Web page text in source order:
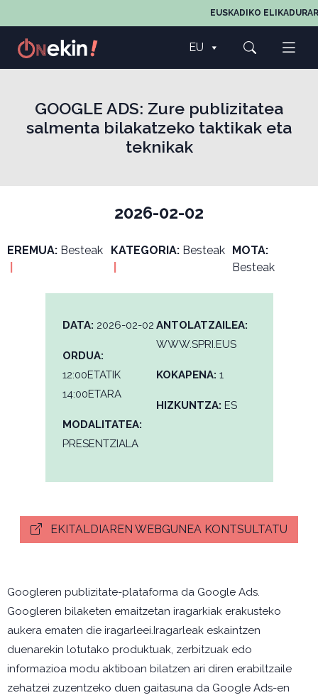
EUSKADIKO
EU
GOOGLE ADS: Zure publizitatea
salmenta bilakatzeko taktikak eta
teknikak
2026-02-02
EREMUA: Besteak
KATEGORIA: Besteak MOTA:
Besteak
DATA: 2026-02-02
ORDUA:
12:00ETATIK
14:00ETARA
MODALITATEA:
PRESENTZIALA
ANTOLATZAILEA:
WWW.SPRI.EUS
KOKAPENA: 1
HIZKUNTZA: ES
EKITALDIAREN WEBGUNEA KONTSULTATU
Googleren publizitate-plataforma da Google Ads.
Googleren bilaketen emaitzetan iragarkiak erakusteko
aukera ematen die iragarleei.Iragarleak eskaintzen
duenarekin lotutako produktuak, zerbitzuak edo
informazioa modu aktiboan bilatzen ari diren erabiltzaile
zehatzei zuzentzeko duen gaitasuna da Google Ads-en